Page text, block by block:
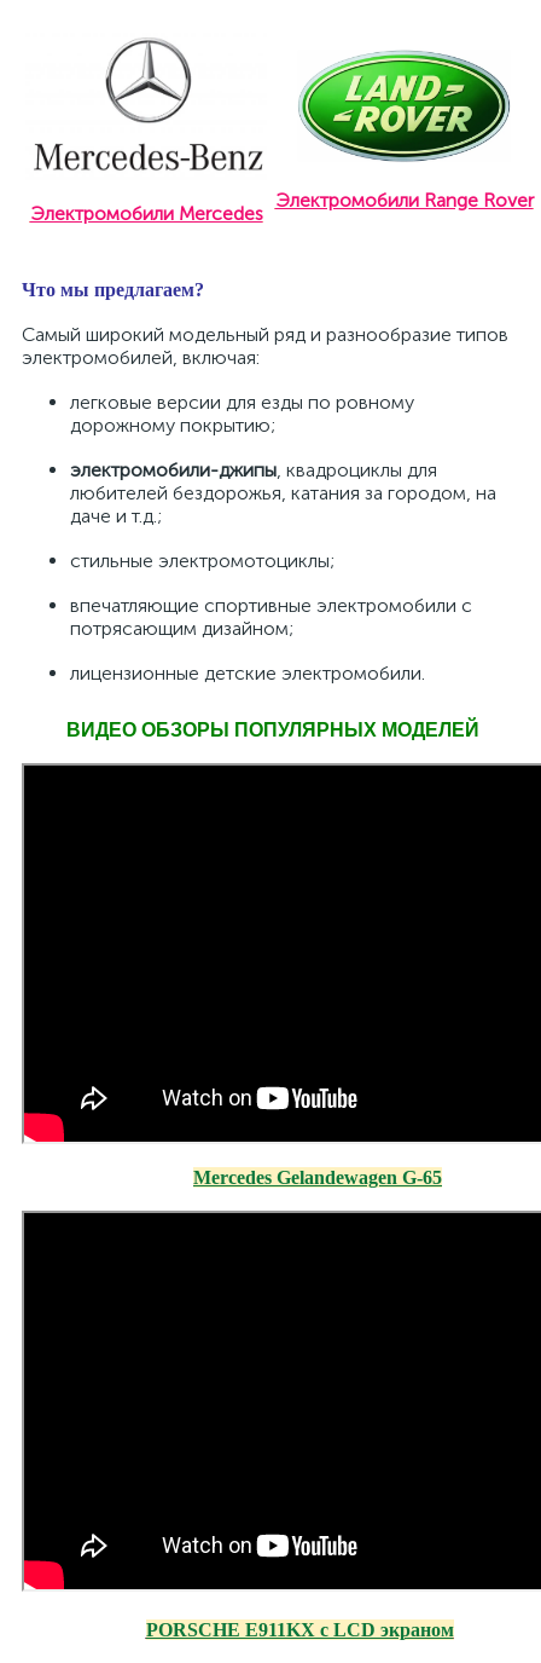
Электромобили Mercedes
Электромобили Range Rover
Что мы предлагаем?
Самый широкий модельный ряд и разнообразие типов
электромобилей, включая:
легковые версии для езды по ровному
дорожному покрытию;
электромобили-джипы, квадроциклы для
любителей бездорожья, катания за городом, на
даче и т.д.;
стильные электромотоциклы;
впечатляющие спортивные электромобили с
потрясающим дизайном;
лицензионные детские электромобили.
ВИДЕО ОБЗОРЫ ПОПУЛЯРНЫХ МОДЕЛЕЙ
Mercedes Gelandewagen G-65
PORSCHE E911KX с LCD экраном